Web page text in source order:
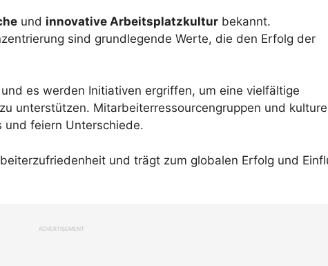
und innovative Arbeitsplatzkultur bekannt.
sind grundlegende Werte, die den Erfolg der
es werden Initiativen ergriffen, um eine vielfältige
unterstützen. Mitarbeiterressourcengruppen und
und feiern Unterschiede.
und trägt zum globalen Erfolg und
ADVERTISEMENT